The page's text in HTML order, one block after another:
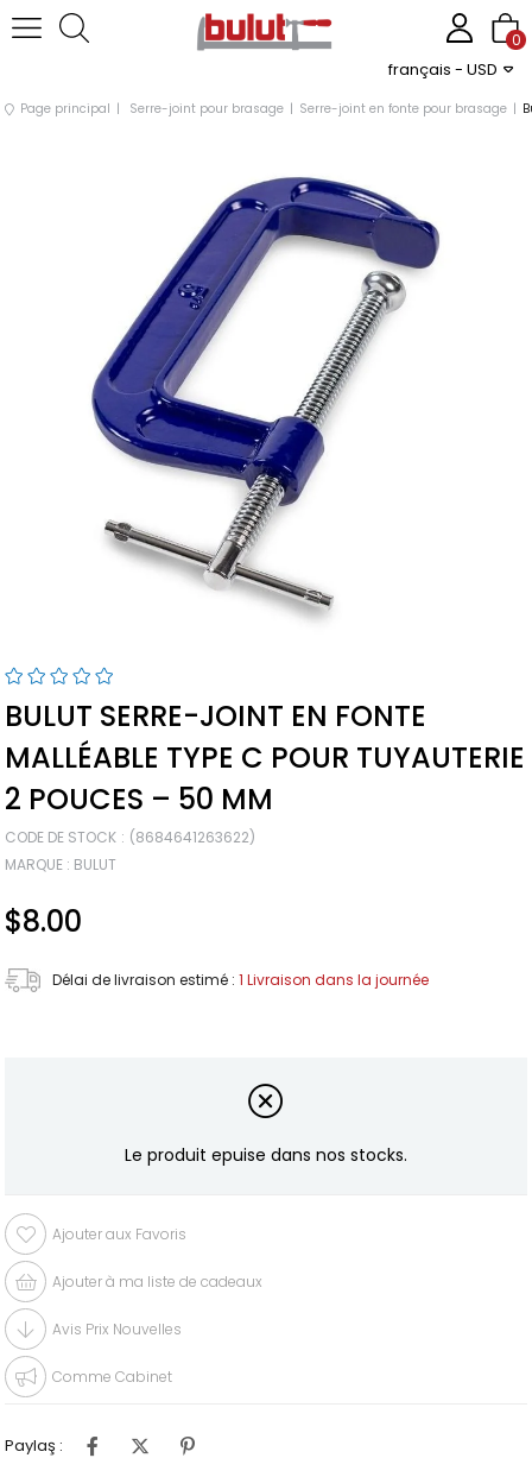
français - USD
0
Page principal Serre-joint pour brasage Serre-joint en fonte pour brasage
BULUT SERRE-JOINT EN FONTE
MALLÉABLE TYPE C POUR TUYAUTERIE
2 POUCES – 50 MM
CODE DE STOCK
(8684641263622)
MARQUE : BULUT
$8.00
Délai de livraison estimé : 1 Livraison dans la journée
Le produit epuise dans nos stocks.
Ajouter aux Favoris
Ajouter à ma liste de cadeaux
Avis Prix Nouvelles
Comme Cabinet
Paylaş :